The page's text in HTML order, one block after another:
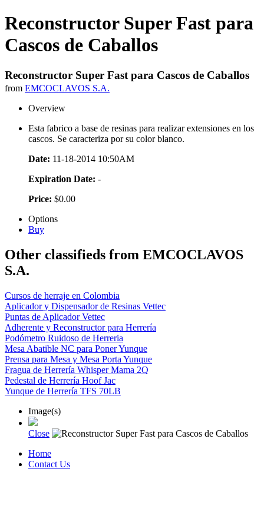
Reconstructor Super Fast para
Cascos de Caballos
Reconstructor Super Fast para Cascos de Caballos
from EMCOCLAVOS S.A.
Overview
Esta fabrico a base de resinas para realizar extensiones en los
cascos. Se caracteriza por su color blanco.
Date: 11-18-2014 10:50AM
Expiration Date: -
Price: $0.00
Options
Buy
Other classifieds from EMCOCLAVOS
S.A.
Cursos de herraje en Colombia
Aplicador y Dispensador de Resinas Vettec
Puntas de Aplicador Vettec
Adherente y Reconstructor para Herrería
Podómetro Ruidoso de Herreria
Mesa Abatible NC para Poner Yunque
Prensa para Mesa y Mesa Porta Yunque
Fragua de Herrería Whisper Mama 2Q
Pedestal de Herrería Hoof Jac
Yunque de Herrería TFS 70LB
Image(s)
Close
Home
Contact Us